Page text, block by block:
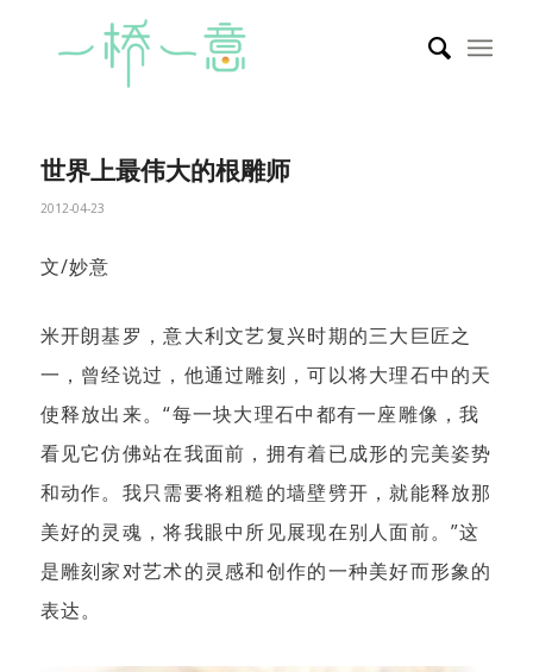
世界上最伟大的根雕师
2012-04-23
文/妙意
米开朗基罗，意大利文艺复兴时期的三大巨匠之
一，曾经说过，他通过雕刻，可以将大理石中的天
使释放出来。“每一块大理石中都有一座雕像，我
看见它仿佛站在我面前，拥有着已成形的完美姿势
和动作。我只需要将粗糙的墙壁劈开，就能释放那
美好的灵魂，将我眼中所见展现在别人面前。”这
是雕刻家对艺术的灵感和创作的一种美好而形象的
表达。